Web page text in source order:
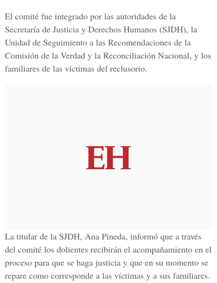
El comité fue integrado por las autoridades de la
Secretaría de Justicia y Derechos Humanos (SJDH), la
Unidad de Seguimiento a las Recomendaciones de la
Comisión de la Verdad y la Reconciliación Nacional, y los
familiares de las víctimas del reclusorio.
La titular de la SJDH, Ana Pineda, informó que a través
del comité los dolientes recibirán el acompañamiento en el
proceso para que se haga justicia y que en su momento se
repare como corresponde a las víctimas y a sus familiares.